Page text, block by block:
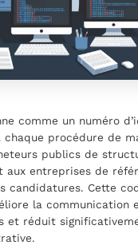
comme un numéro
chaque procédure de
publics de
aux entreprises de
candidatures. Cette
la communication
et réduit